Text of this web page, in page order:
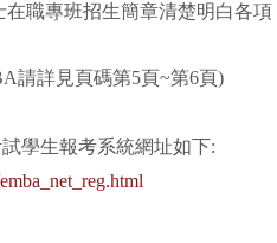
職專班招生簡章清楚明白各項
請詳見頁碼第5頁~第6頁)
學生報考系統網址如下: